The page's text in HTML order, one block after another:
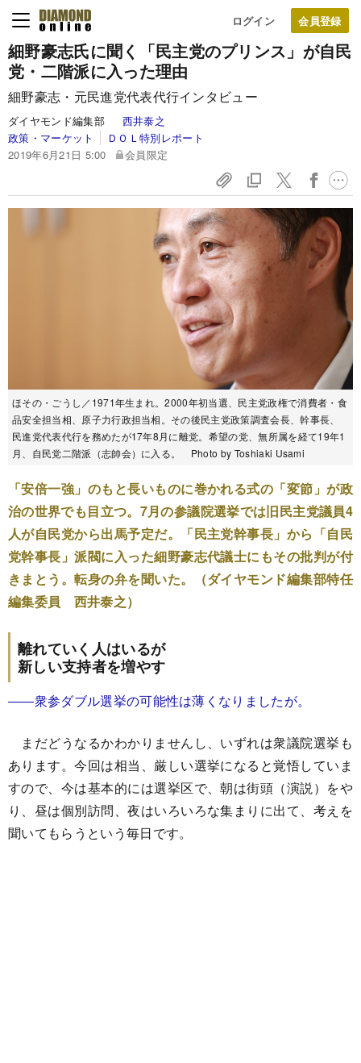
ログイン
細野豪志氏に聞く「民主党のプリンス」が自民
党・二階派に入った理由
細野豪志・元民進党代表代行インタビュー
ダイヤモンド編集部 西井泰之
政策・マーケット
ＤＯＬ特別レポート
2019年6月21日 5:00
会員限定
ほその・ごうし／1971年生まれ。2000年初当選、民主党政権で消費者・食
品安全担当相、原子力行政担当相。その後民主党政策調査会長、幹事長、
民進党代表代行を務めたが17年8月に離党。希望の党、無所属を経て19年1
月、自民党二階派（志帥会）に入る。 Photo by Toshiaki Usami
「安倍一強」のもと長いものに巻かれる式の「変節」が政
治の世界でも目立つ。7月の参議院選挙では旧民主党議員4
人が自民党から出馬予定だ。「民主党幹事長」から「自民
党幹事長」派閥に入った細野豪志代議士にもその批判が付
きまとう。転身の弁を聞いた。（ダイヤモンド編集部特任
編集委員 西井泰之）
離れていく人はいるが
新しい支持者を増やす
――衆参ダブル選挙の可能性は薄くなりましたが。
まだどうなるかわかりませんし、いずれは衆議院選挙も
あります。今回は相当、厳しい選挙になると覚悟していま
すので、今は基本的には選挙区で、朝は街頭（演説）をや
り、昼は個別訪問、夜はいろいろな集まりに出て、考えを
聞いてもらうという毎日です。